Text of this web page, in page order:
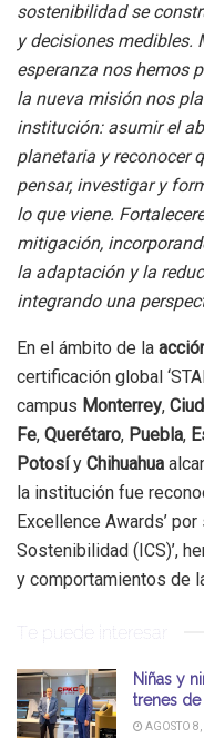
sostenibilidad se
y decisiones medibles.
esperanza nos hemos
la nueva misión nos
institución: asumir el
planetaria y reconocer
pensar, investigar y
lo que viene.
mitigación,
la adaptación y la
integrando una
En el ámbito de la
certificación global
campus Monterrey,
Fe, Querétaro, Puebla,
Potosíy Chihuahua
la institución fue
Excellence Awards’ por
Sostenibilidad (ICS)’,
y comportamientos de
Te puede interesar
Niñas y
trenes
AGOSTO